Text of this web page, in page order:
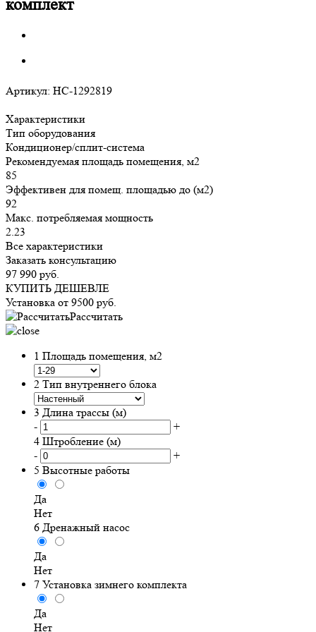
комплект
Артикул: НС-1292819
Характеристики
Тип оборудования
Кондиционер/сплит-система
Рекомендуемая площадь помещения, м2
85
Эффективен для помещ. площадью до (м2)
92
Макс. потребляемая мощность
2.23
Все характеристики
Заказать консультацию
97 990 руб.
КУПИТЬ ДЕШЕВЛЕ
Установка от 9500 руб.
Рассчитать
1 Площадь помещения, м2
2 Тип внутреннего блока
3 Длина трассы (м)
-
+
4 Штробление (м)
-
+
5 Высотные работы
Да
Нет
6 Дренажный насос
Да
Нет
7 Установка зимнего комплекта
Да
Нет